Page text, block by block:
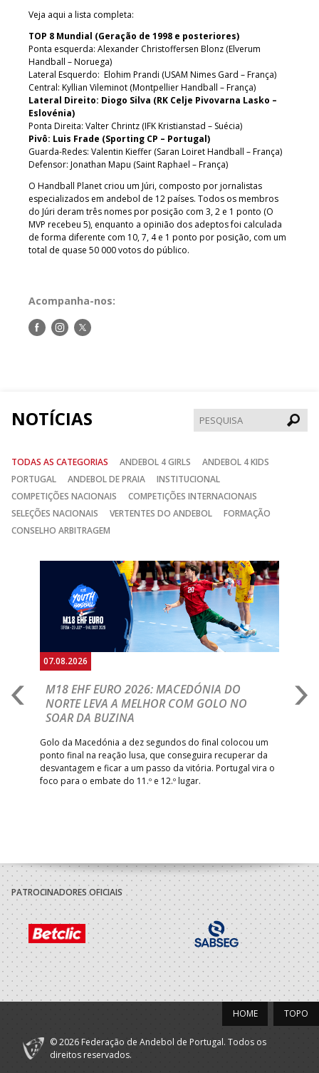
Veja aqui a lista completa:
TOP 8 Mundial (Geração de 1998 e posteriores)
Ponta esquerda: Alexander Christoffersen Blonz (Elverum
Handball – Noruega)
Lateral Esquerdo: Elohim Prandi (USAM Nimes Gard – França)
Central: Kyllian Vileminot (Montpellier Handball – França)
Lateral Direito: Diogo Silva (RK Celje Pivovarna Lasko –
Eslovénia)
Ponta Direita: Valter Chrintz (IFK Kristianstad – Suécia)
Pivô: Luis Frade (Sporting CP – Portugal)
Guarda-Redes: Valentin Kieffer (Saran Loiret Handball – França)
Defensor: Jonathan Mapu (Saint Raphael – França)
O Handball Planet criou um Júri, composto por jornalistas
especializados em andebol de 12 países. Todos os membros
do Júri deram três nomes por posição com 3, 2 e 1 ponto (O
MVP recebeu 5), enquanto a opinião dos adeptos foi calculada
de forma diferente com 10, 7, 4 e 1 ponto por posição, com um
total de quase 50 000 votos do público.
Acompanha-nos:
Siga-Siga-Siga-
NOTÍCIAS
TODAS AS CATEGORIAS ANDEBOL 4 GIRLS
ANDEBOL 4 KIDS
PORTUGAL
ANDEBOL DE PRAIA
INSTITUCIONAL
COMPETIÇÕES NACIONAIS
COMPETIÇÕES INTERNACIONAIS
SELEÇÕES NACIONAIS
VERTENTES DO ANDEBOL
FORMAÇÃO
CONSELHO ARBITRAGEM
07.08.2026
M18 EHF EURO 2026: MACEDÓNIA DO
NORTE LEVA A MELHOR COM GOLO NO
SOAR DA BUZINA
Golo da Macedónia a dez segundos do final colocou um
ponto final na reação lusa, que conseguira recuperar da
desvantagem e ficar a um passo da vitória. Portugal vira o
foco para o embate do 11.º e 12.º lugar.
PATROCINADORES OFICIAIS
TOPO
HOME
© 2026 Federação de Andebol de Portugal. Todos os
direitos reservados.